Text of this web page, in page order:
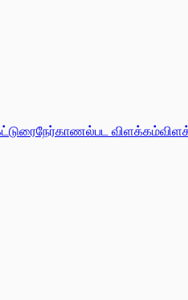
நேர்காணல்பட விளக்கம்